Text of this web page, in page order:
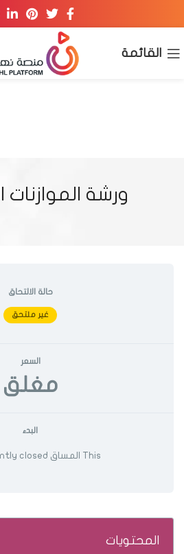
القائمة
ورشة الموازنات
حالة الالتحاق
غير ملتحق
السعر
مغلق
البدء
This المساق is currently closed
المحتويات